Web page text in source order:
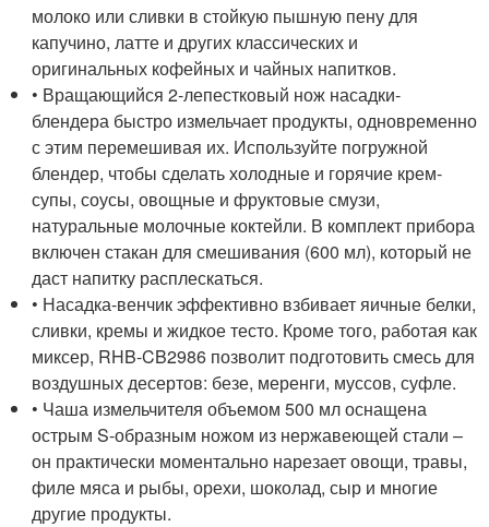
молоко или сливки в стойкую пышную пену для
капучино, латте и других классических и
оригинальных кофейных и чайных напитков.
• Вращающийся 2-лепестковый нож насадки-
блендера быстро измельчает продукты, одновременно
с этим перемешивая их. Используйте погружной
блендер, чтобы сделать холодные и горячие крем-
супы, соусы, овощные и фруктовые смузи,
натуральные молочные коктейли. В комплект прибора
включен стакан для смешивания (600 мл), который не
даст напитку расплескаться.
• Насадка-венчик эффективно взбивает яичные белки,
сливки, кремы и жидкое тесто. Кроме того, работая как
миксер, RHB-CB2986 позволит подготовить смесь для
воздушных десертов: безе, меренги, муссов, суфле.
• Чаша измельчителя объемом 500 мл оснащена
острым S-образным ножом из нержавеющей стали –
он практически моментально нарезает овощи, травы,
филе мяса и рыбы, орехи, шоколад, сыр и многие
другие продукты.